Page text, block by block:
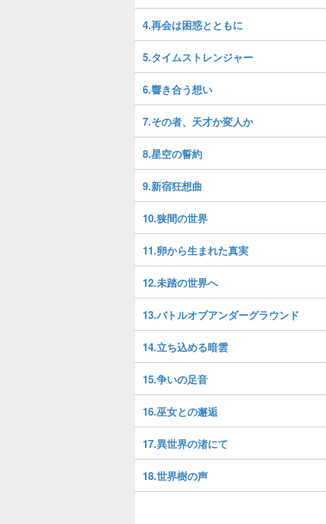
4.再会は困惑とともに
5.タイムストレンジャー
6.響き合う想い
7.その者、天才か変人か
8.星空の誓約
9.新宿狂想曲
10.狭間の世界
11.卵から生まれた真実
12.未踏の世界へ
13.バトルオブアンダーグラウンド
14.立ち込める暗雲
15.争いの足音
16.巫女との邂逅
17.異世界の渚にて
18.世界樹の声